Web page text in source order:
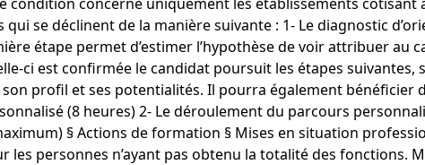
se déclinent de la manière suivante : 1- Le diagnostic
étape permet d’estimer l’hypothèse de voir attribuer au
ci est confirmée le candidat poursuit les étapes suivantes,
profil et ses potentialités. Il pourra également bénéficier
(8 heures) 2- Le déroulement du parcours
§ Actions de formation § Mises en situation
personnes n’ayant pas obtenu la totalité des fonctions.